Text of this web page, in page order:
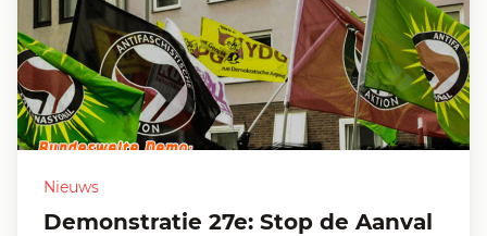
Nieuws
Demonstratie 27e: Stop de Aanval